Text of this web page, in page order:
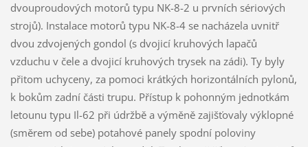
dvouproudových motorů typu NK-8-2 u prvních sériových
strojů). Instalace motorů typu NK-8-4 se nacházela uvnitř
dvou zdvojených gondol (s dvojicí kruhových lapačů
vzduchu v čele a dvojicí kruhových trysek na zádi). Ty byly
přitom uchyceny, za pomoci krátkých horizontálních pylonů,
k bokům zadní části trupu. Přístup k pohonným jednotkám
letounu typu Il-62 při údržbě a výměně zajišťovaly výklopné
(směrem od sebe) potahové panely spodní poloviny